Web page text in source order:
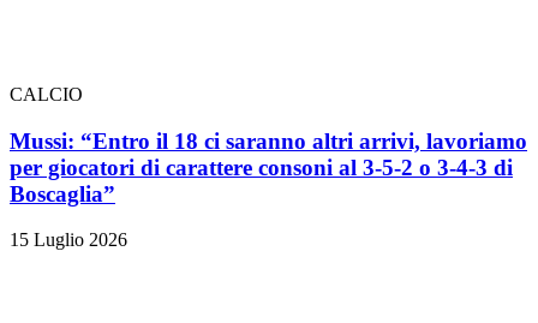
CALCIO
Mussi: “Entro il 18 ci saranno altri arrivi, lavoriamo
per giocatori di carattere consoni al 3-5-2 o 3-4-3 di
Boscaglia”
15 Luglio 2026